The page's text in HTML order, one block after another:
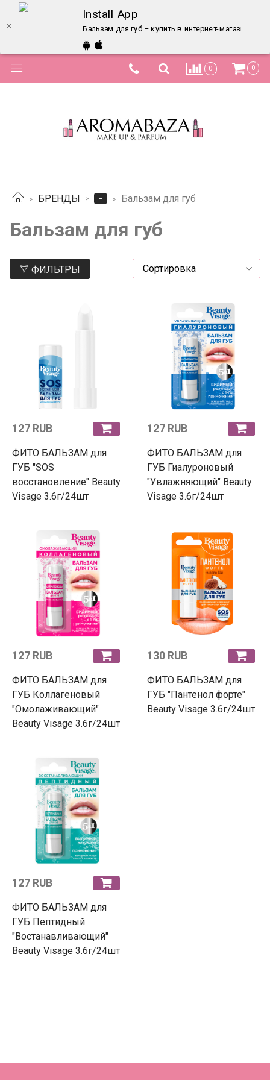
Install App
Бальзам для губ – купить в интернет-магазине по
0 0
БРЕНДЫ - Бальзам для губ
Бальзам для губ
ФИЛЬТРЫ
127 RUB
ФИТО БАЛЬЗАМ для
ГУБ "SOS
восстановление" Beauty
Visage 3.6г/24шт
127 RUB
ФИТО БАЛЬЗАМ для
ГУБ Гиалуроновый
"Увлажняющий" Beauty
Visage 3.6г/24шт
127 RUB
ФИТО БАЛЬЗАМ для
ГУБ Коллагеновый
"Омолаживающий"
Beauty Visage 3.6г/24шт
130 RUB
ФИТО БАЛЬЗАМ для
ГУБ "Пантенол форте"
Beauty Visage 3.6г/24шт
127 RUB
ФИТО БАЛЬЗАМ для
ГУБ Пептидный
"Востанавливающий"
Beauty Visage 3.6г/24шт